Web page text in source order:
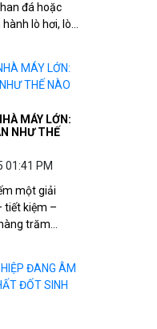
đá hoặc
lò hơi, lò
MÁY LỚN:
NHƯ THẾ
01:41 PM
một giải
tiết kiệm –
trăm
chuyển mình